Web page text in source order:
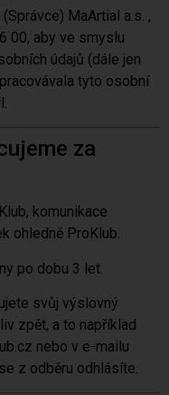
MaArtial a.s. ,
00, aby ve smyslu
údajů (dále jen
tyto osobní
za
komunikace
ohledně ProKlub.
po dobu 3 let.
svůj výslovný
zpět, a to například
nebo v e-mailu
z odběru odhlásíte.